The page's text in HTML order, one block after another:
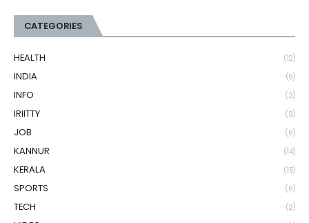
CATEGORIES
HEALTH (12)
INDIA (9)
INFO (3)
IRIITTY (3)
JOB (6)
KANNUR (14)
KERALA (15)
SPORTS (6)
TECH (2)